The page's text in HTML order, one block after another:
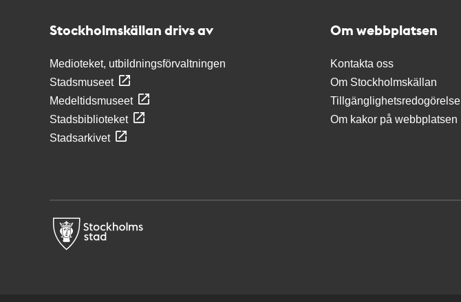
Stockholmskällan drivs av
Medioteket, utbildningsförvaltningen
Stadsmuseet
Medeltidsmuseet
Stadsbiblioteket
Stadsarkivet
Om webbplatsen
Kontakta oss
Om Stockholmskällan
Tillgänglighetsredogörelse
Om kakor på webbplatsen